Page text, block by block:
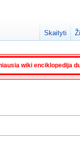
wiki enciklopedija
Skaityti